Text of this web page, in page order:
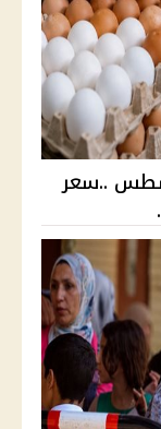
اليوم الأحد 9 أغسطس ..سعر